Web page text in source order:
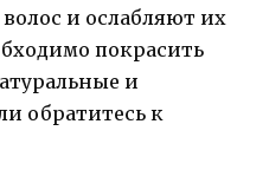
и ослабляют их
покрасить
и
обратитесь к